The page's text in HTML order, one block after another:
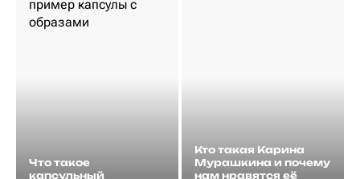
Что такое
капсульный
Кто такая Карина
Мурашкина и почему
нам нравятся её